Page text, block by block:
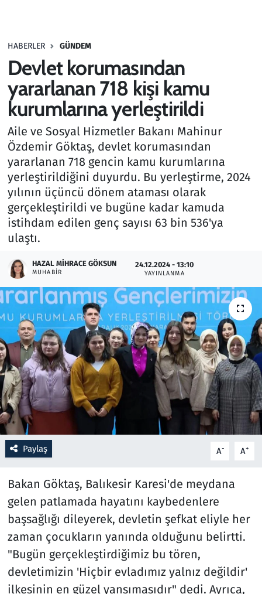
HABERLER GÜNDEM
Devlet korumasından
yararlanan 718 kişi kamu
kurumlarına yerleştirildi
Aile ve Sosyal Hizmetler Bakanı Mahinur
Özdemir Göktaş, devlet korumasından
yararlanan 718 gencin kamu kurumlarına
yerleştirildiğini duyurdu. Bu yerleştirme, 2024
yılının üçüncü dönem ataması olarak
gerçekleştirildi ve bugüne kadar kamuda
istihdam edilen genç sayısı 63 bin 536'ya
ulaştı.
HAZAL MIHRACE GÖKSUN
MUHABIR
24.12.2024 - 13:10
YAYINLANMA
Paylaş A- A+
Bakan Göktaş, Balıkesir Karesi'de meydana
gelen patlamada hayatını kaybedenlere
başsağlığı dileyerek, devletin şefkat eliyle her
zaman çocukların yanında olduğunu belirtti.
"Bugün gerçekleştirdiğimiz bu tören,
devletimizin 'Hiçbir evladımız yalnız değildir'
ilkesinin en güzel yansımasıdır" dedi. Ayrıca,
Haber
Kültür Sanat
Kurumsal Haberler
Lezzet Durağı
Memur ve Kamu
Otomobil
Oyun
Ramazan
Resmi İlanlar
Rüya Tabirleri
Sağlık
Savunma Sanayi
Seçim 2023
Spor
Televizyon